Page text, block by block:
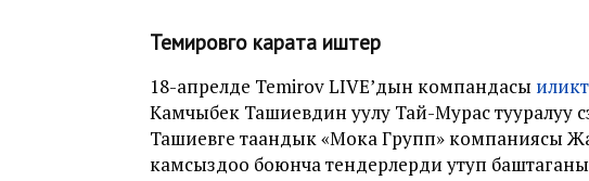
Темировго карата иштер
18-апрелде Temirov LIVE’дын компандасы
Камчыбек Ташиевдин уулу Тай-Мурас тууралуу
Ташиевге таандык «Мока Групп» компаниясы
камсыздоо боюнча тендерлерди утуп баштаганы